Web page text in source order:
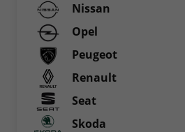
Nissan
Opel
Peugeot
Renault
Seat
Skoda